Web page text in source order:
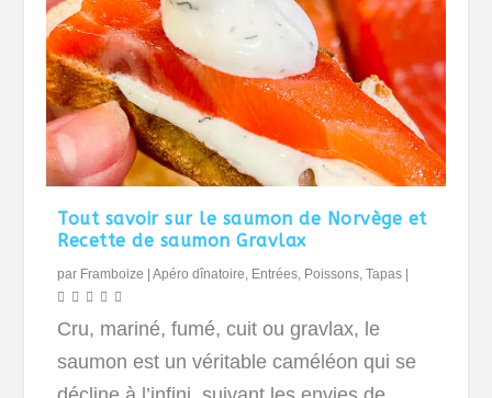
Tout savoir sur le saumon de Norvège et
Recette de saumon Gravlax
par Framboize |Apéro dînatoire, Entrées, Poissons,Tapas
Cru, mariné, fumé, cuit ou gravlax, le
saumon est un véritable caméléon qui se